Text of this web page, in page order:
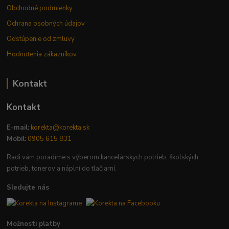
Obchodné podmienky
Ochrana osobných údajov
Odstúpenie od zmluvy
Hodnotenia zákazníkov
Kontakt
Kontakt
E-mail: korekta@korekta.sk
Mobil: 0905 615 831
Radi vám poradíme s výberom kancelárskych potrieb, školských
potrieb, tonerov a náplní do tlačiarní.
Sledujte nás
Možnosti platby